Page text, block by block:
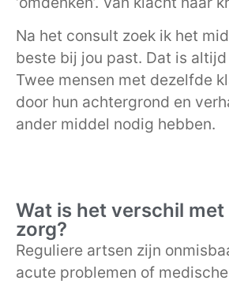
Na het consult zoek ik het
beste bij jou past. Dat is
Twee mensen met dezelfde
door hun achtergrond en
ander middel nodig hebben.
Wat is het verschil
zorg?
Reguliere artsen zijn
acute problemen of